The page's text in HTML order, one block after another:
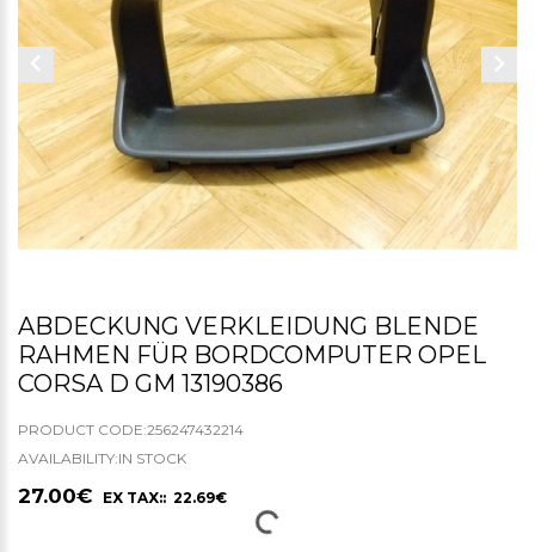
ABDECKUNG VERKLEIDUNG BLENDE
RAHMEN FÜR BORDCOMPUTER OPEL
CORSA D GM 13190386
PRODUCT CODE:256247432214
AVAILABILITY:IN STOCK
27.00€ EX TAX:: 22.69€